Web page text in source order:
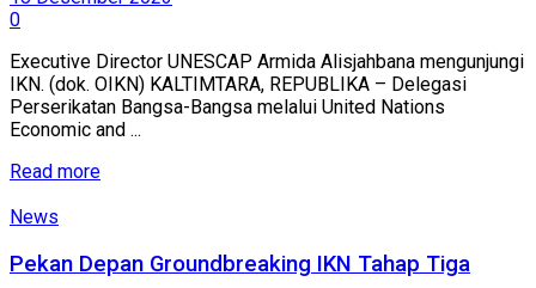
0
Executive Director UNESCAP Armida Alisjahbana mengunjungi
IKN. (dok. OIKN) KALTIMTARA, REPUBLIKA – Delegasi
Perserikatan Bangsa-Bangsa melalui United Nations
Economic and ...
Read more
News
Pekan Depan Groundbreaking IKN Tahap Tiga